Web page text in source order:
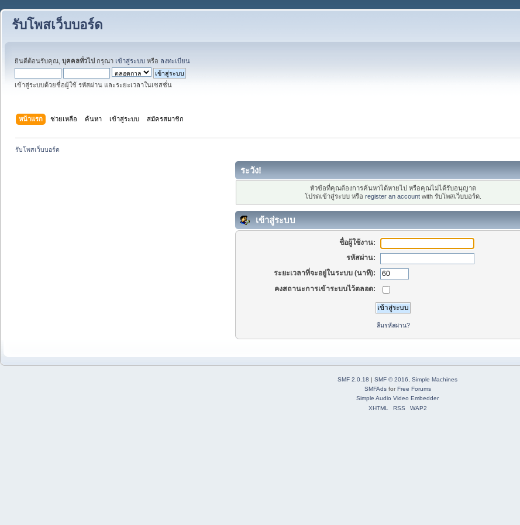
รับโพสเว็บบอร์ด
ยินดีต้อนรับคุณ, บุคคลทั่วไป กรุณา เข้าสู่ระบบ หรือ ลงทะเบียน
เข้าสู่ระบบด้วยชื่อผู้ใช้ รหัสผ่าน และระยะเวลาในเซสชั่น
หน้าแรก ช่วยเหลือ ค้นหา เข้าสู่ระบบ สมัครสมาชิก
รับโพสเว็บบอร์ด
ระวัง!
หัวข้อที่คุณต้องการค้นหาได้หายไป หรือคุณไม่ได้รับอนุญาต
โปรดเข้าสู่ระบบ หรือ register an account with รับโพสเว็บบอร์ด.
เข้าสู่ระบบ
ชื่อผู้ใช้งาน:
รหัสผ่าน:
ระยะเวลาที่จะอยู่ในระบบ (นาที):
คงสถานะการเข้าระบบไว้ตลอด:
ลืมรหัสผ่าน?
SMF 2.0.18 | SMF © 2016
Simple Machines
SMFAdsforFree Forums
Simple Audio Video Embedder
XHTML
RSS WAP2